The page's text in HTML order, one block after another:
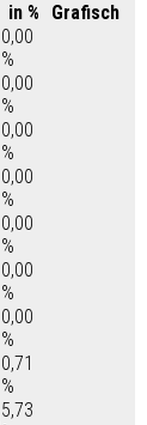
in %
Grafisch
0,00
%
0,00
%
0,00
%
0,00
%
0,00
%
0,00
%
0,00
%
0,71
%
5,73